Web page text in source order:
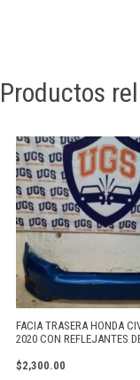
Productos
FACIA TRASERA HONDA
2020 CON REFLEJANTES
$2,300.00